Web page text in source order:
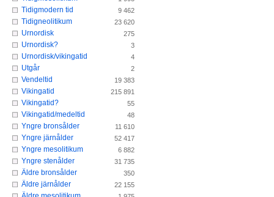
Tidigmodern tid 9 462
Tidigneolitikum 23 620
Urnordisk 275
Urnordisk? 3
Urnordisk/vikingatid 4
Utgår 2
Vendeltid 19 383
Vikingatid 215 891
Vikingatid? 55
Vikingatid/medeltid 48
Yngre bronsålder 11 610
Yngre järnålder 52 417
Yngre mesolitikum 6 882
Yngre stenålder 31 735
Äldre bronsålder 350
Äldre järnålder 22 155